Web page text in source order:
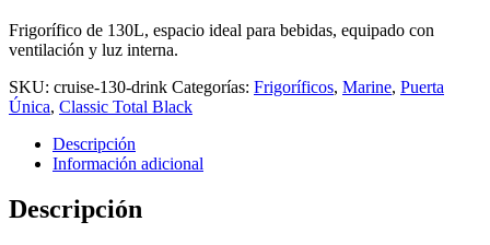
Frigorífico de 130L, espacio ideal para bebidas, equipado con
ventilación y luz interna.
SKU: cruise-130-drink Categorías: Frigoríficos, Marine, Puerta
Única, Classic Total Black
Descripción
Información adicional
Descripción